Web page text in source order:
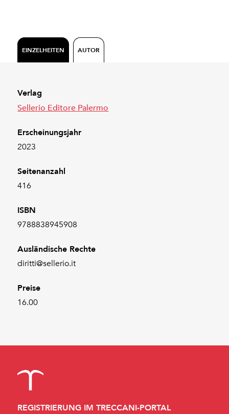
EINZELHEITEN AUTOR
Verlag
Sellerio Editore Palermo
Erscheinungsjahr
2023
Seitenanzahl
416
ISBN
9788838945908
Ausländische Rechte
diritti@sellerio.it
Preise
16.00
REGISTRIERUNG IM TRECCANI-PORTAL